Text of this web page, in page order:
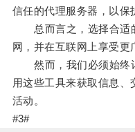
信任的代理服务器，以保
总而言之，选择合适
网，并在互联网上享受更
然而，我们必须始终
用这些工具来获取信息
活动。
#3#